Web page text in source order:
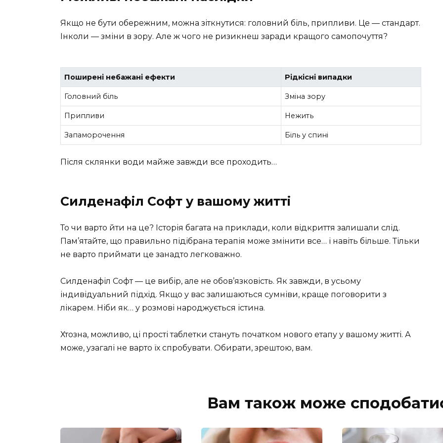
Якщо не бути обережним, можна зіткнутися: головний біль, припливи. Це — стандарт.
Інколи — зміни в зору. Але ж чого не ризикнеш заради кращого самопочуття?
Поширені небажані ефекти Рідкісні випадки
Головний біль Зміна зору
Припливи Нежить
Запаморочення Біль у спині
Після склянки води майже завжди все проходить…
Силденафіл Софт у вашому житті
То чи варто йти на це? Історія багата на приклади, коли відкриття залишали слід.
Пам’ятайте, що правильно підібрана терапія може змінити все… і навіть більше. Тільки
не варто приймати це занадто легковажно.
Силденафіл Софт — це вибір, але не обов’язковість. Як завжди, в усьому
індивідуальний підхід. Якщо у вас залишаються сумніви, краще поговорити з
лікарем. Ніби як… у розмові народжується істина.
Хтозна, можливо, ці прості таблетки стануть початком нового етапу у вашому житті. А
може, узагалі не варто їх спробувати. Обирати, зрештою, вам.
Вам також може